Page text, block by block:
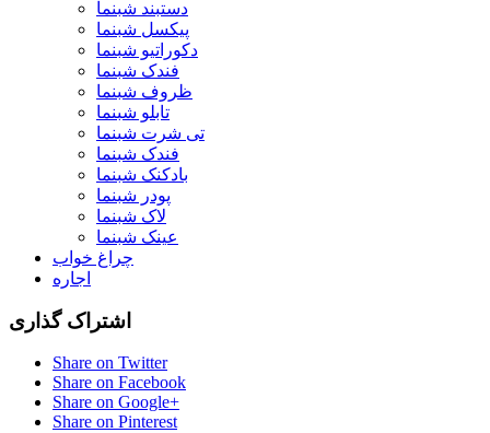
دستبند شبنما
پیکسل شبنما
دکوراتیو شبنما
فندک شبنما
ظروف شبنما
تابلو شبنما
تی شرت شبنما
فندک شبنما
بادکنک شبنما
پودر شبنما
لاک شبنما
عینک شبنما
چراغ خواب
اجاره
اشتراک گذاری
Share on Twitter
Share on Facebook
Share on Google+
Share on Pinterest